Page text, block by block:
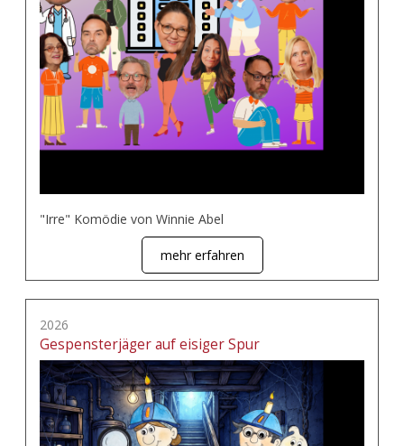
"Irre" Komödie von Winnie Abel
mehr erfahren
2026
Gespensterjäger auf eisiger Spur